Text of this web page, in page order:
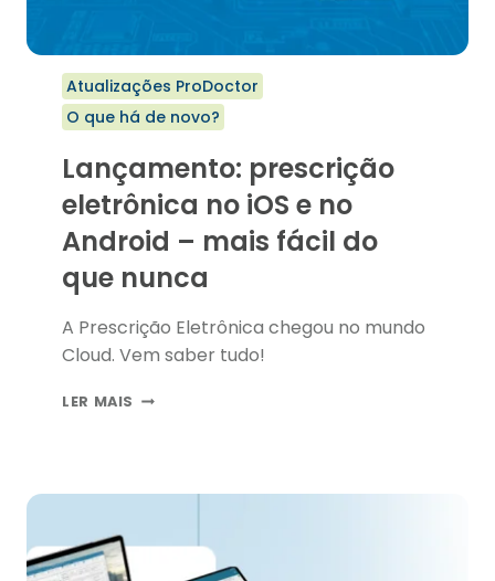
Atualizações ProDoctor
O que há de novo?
Lançamento: prescrição
eletrônica no iOS e no
Android – mais fácil do
que nunca
A Prescrição Eletrônica chegou no mundo
Cloud. Vem saber tudo!
LER MAIS LANÇAMENTO:
ANDROID